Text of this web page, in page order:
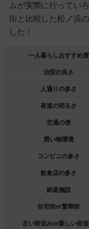
ムが実際に行ってい
街と比較した松ノ浜
した！
一人暮らしおすすめ度
治安の良さ
人通りの多さ
夜道の明るさ
交通の便
買い物環境
コンビニの多さ
飲食店の多さ
娯楽施設
住宅街or繁華街
古い街並みor新しい街